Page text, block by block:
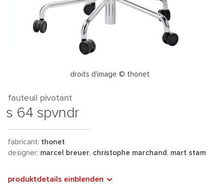
droits d'image © thonet
fauteuil pivotant
s 64 spvndr
fabricant: thonet
designer: marcel breuer, christophe marchand , mart stam
produktdetails einblenden